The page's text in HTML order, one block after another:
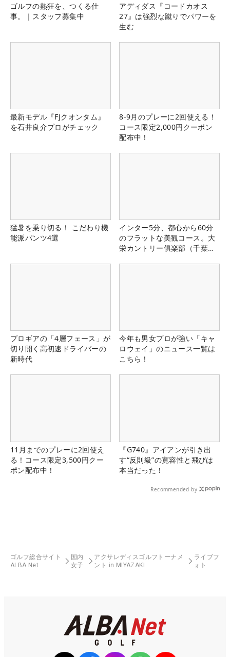
ゴルフの熱狂を、つくる仕
事。｜スタッフ募集中
アディダス『コードカオス
27』は強烈な蹴りでパワーを
生む
最新モデル『FJクオンタム』
を石井良介プロがチェック
8-9月のプレーに2回使える！
コース限定2,000円クーポン
配布中！
猛暑を乗り切る！ こだわり機
能派パンツ4選
インター5分、都心から60分
のフラットな美観コース。大
栄カントリー俱楽部（千葉
プロギアの「4層フェース」が
切り開く高初速ドライバーの
新時代
今年も男女プロが強い「キャ
ロウェイ」のニュース一覧は
こちら！
11月までのプレーに2回使え
る！コース限定3,500円クー
ポン配布中！
『G740』アイアンが引き出
す“反則級”の寛容性と飛びは
本当だった！
Recommended by
ゴルフ総合サイト
ALBA Net
国内
女子
アクサレディスゴルフトーナメ
ント in MIYAZAKI
ライブフ
ォト